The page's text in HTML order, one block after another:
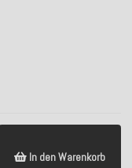
In den Warenkorb